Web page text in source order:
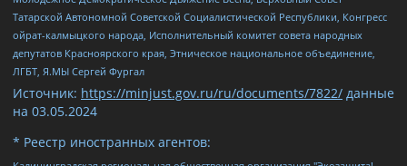
Татарской Автономной Советской Социалистической Республики, Конгресс
ойрат-калмыцкого народа, Исполнительный комитет совета народных
депутатов Красноярского края, Этническое национальное объединение,
ЛГБТ, Я.МЫ Сергей Фургал
Источник: https://minjust.gov.ru/ru/documents/7822/ данные
на 03.05.2024
* Реестр иностранных агентов: